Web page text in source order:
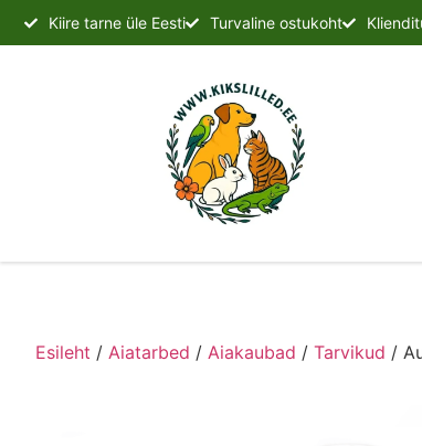
Kiire tarne üle Eesti Turvaline ostukoht
Esileht / Aiatarbed / Aiakaubad / Tarvikud /